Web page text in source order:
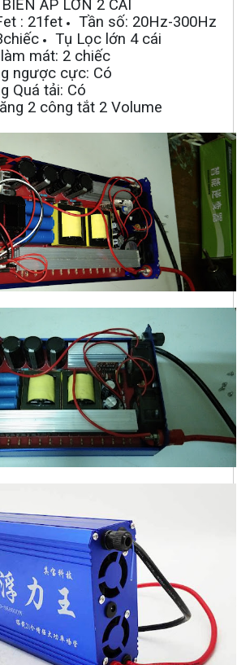
BIẾN ÁP LỚN 2 CÁI
: 21fet
Tần số: 20Hz-300Hz
Tụ Lọc lớn 4 cái
mát: 2 chiếc
ngược cực: Có
Quá tải: Có
2 công tắt 2 Volume